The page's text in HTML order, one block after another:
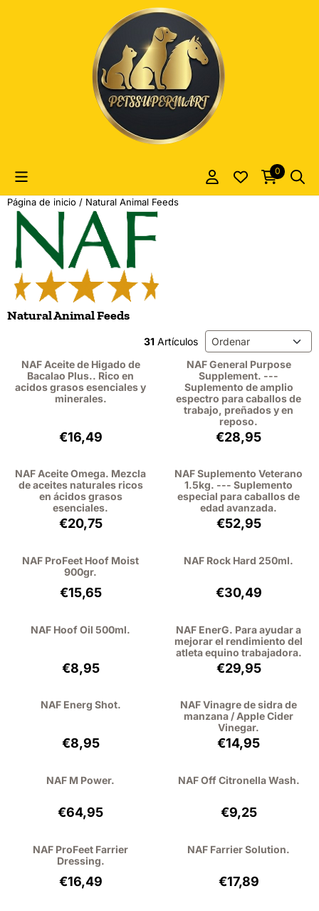
Las preferencias de cookies están actualmente cerradas.
0
Página de inicio / Natural Animal Feeds
Natural Animal Feeds
31 Artículos Método de ordenación
NAF Aceite de Higado de
Bacalao Plus.. Rico en
acidos grasos esenciales y
minerales.
Precio: 16,49, sin IVA: 15,13
€16,49
NAF General Purpose
Supplement. ---
Suplemento de amplio
espectro para caballos de
trabajo, preñados y en
reposo.
Precio: 28,95,
€28,95
NAF Aceite Omega. Mezcla
de aceites naturales ricos
en ácidos grasos
esenciales.
Precio: 20,75, sin IVA: 19,04
€20,75
NAF Suplemento Veterano
1.5kg. --- Suplemento
especial para caballos de
edad avanzada.
Precio: 52,95,
€52,95
NAF ProFeet Hoof Moist
900gr.
Precio: 15,65, sin IVA: 12,93
€15,65
NAF Rock Hard 250ml.
Precio: 30,49,
€30,49
NAF Hoof Oil 500ml.
Precio: 8,95, sin IVA: 7,40
€8,95
NAF EnerG. Para ayudar a
mejorar el rendimiento del
atleta equino trabajadora.
Precio: 29,95,
€29,95
NAF Energ Shot.
Precio: 8,95, sin IVA: 8,21
€8,95
NAF Vinagre de sidra de
manzana / Apple Cider
Vinegar.
Precio: 14,95,
€14,95
NAF M Power.
Precio: 64,95, sin IVA: 59,59
€64,95
NAF Off Citronella Wash.
Precio: 9,25, sin
€9,25
NAF ProFeet Farrier
Dressing.
Precio: 16,49, sin IVA: 13,63
€16,49
NAF Farrier Solution.
Precio: 17,89, sin
€17,89